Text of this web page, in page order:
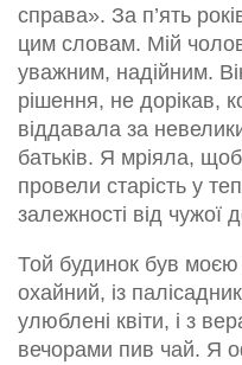
справа». За п’ять
цим словам. Мій
уважним, надійним.
рішення, не дорікав,
віддавала за
батьків. Я мріяла,
провели старість у
залежності від чужої
Той будинок був
охайний, із
улюблені квіти, і з
вечорами пив чай. Я